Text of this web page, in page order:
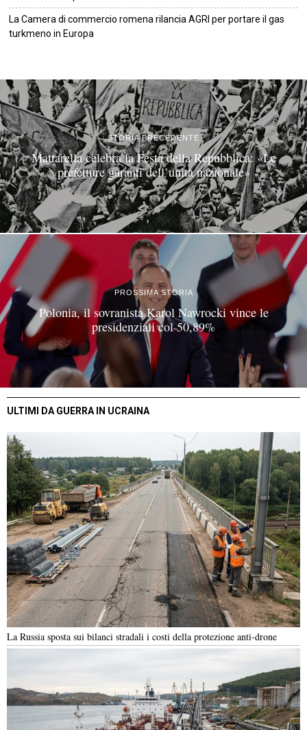
La Camera di commercio romena rilancia AGRI per portare il gas
turkmeno in Europa
STORIA PRECEDENTE
Mattarella celebra la Festa della Repubblica: «Le
prefetture garanti dell’unità nazionale»
PROSSIMA STORIA
Polonia, il sovranista Karol Nawrocki vince le
presidenziali col 50,89%
ULTIMI DA GUERRA IN UCRAINA
La Russia sposta sui bilanci stradali i costi della protezione anti-drone